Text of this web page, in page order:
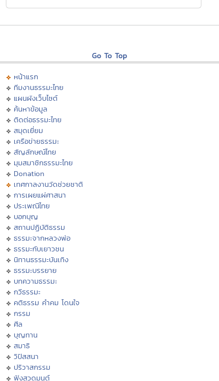
Go To Top
หน้าแรก
ทีมงานธรรมะไทย
แผนผังเว็บไซต์
ค้นหาข้อมูล
ติดต่อธรรมะไทย
สมุดเยี่ยม
เครือข่ายธรรมะ
สัญลักษณ์ไทย
มุมสมาชิกธรรมะไทย
Donation
เทศกาลงานวัดช่วยชาติ
การเผยแผ่ศาสนา
ประเพณีไทย
บอกบุญ
สถานปฏิบัติธรรม
ธรรมะจากหลวงพ่อ
ธรรมะกับเยาวชน
นิทานธรรมะบันเทิง
ธรรมะบรรยาย
บทความธรรมะ
กวีธรรมะ
คติธรรม คำคม โดนใจ
กรรม
ศีล
บุญทาน
สมาธิ
วิปัสสนา
ปริวาสกรรม
ฟังสวดมนต์